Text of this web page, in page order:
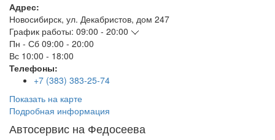
Адрес:
Новосибирск, ул. Декабристов, дом 247
График работы: 09:00 - 20:00
Пн - Сб 09:00 - 20:00
Вс 10:00 - 18:00
Телефоны:
+7 (383) 383-25-74
Показать на карте
Подробная информация
Автосервис на Федосеева